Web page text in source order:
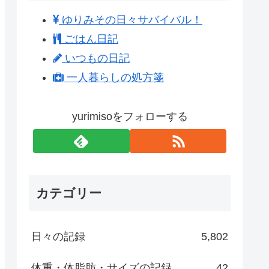
ゆりみその日々サバイバル！
ごはん日記
いつもの日記
一人暮らしの処方箋
yurimisoをフォローする
カテゴリー
日々の記録 5,802